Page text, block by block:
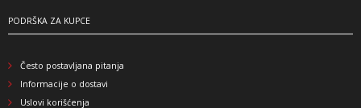
PODRŠKA ZA KUPCE
Često postavljana pitanja
Informacije o dostavi
Uslovi korišćenja